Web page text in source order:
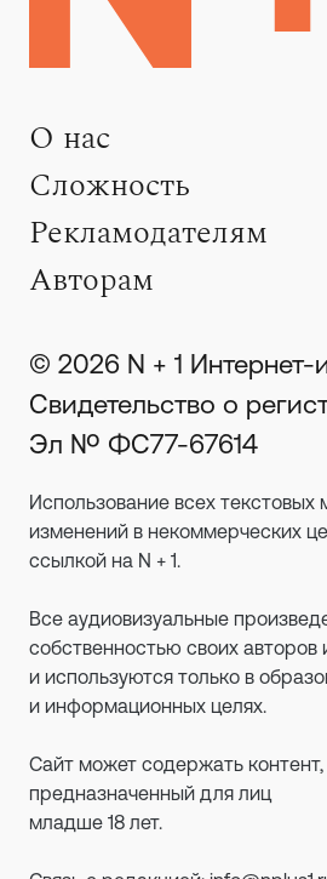
О нас
Сложность
Рекламодателям
Авторам
© 2026 N + 1 Интернет-
Свидетельство о
Эл № ФС77-67614
Использование всех текстовых
изменений в некоммерческих
ссылкой на N + 1.
Все аудиовизуальные
собственностью своих авторов
и используются только в
и информационных целях.
Сайт может содержать контент,
предназначенный для лиц
младше 18 лет.